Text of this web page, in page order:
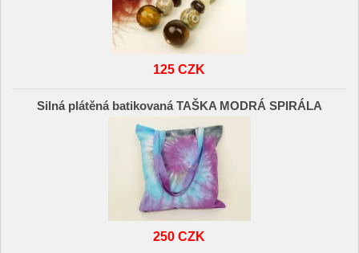
125 CZK
Silná plátěná batikovaná TAŠKA MODRÁ SPIRÁLA
250 CZK